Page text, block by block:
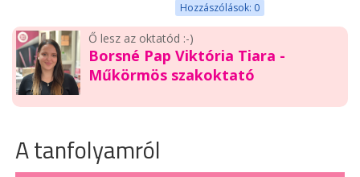
Hozzászólások: 0
Ő lesz az oktatód :-)
Borsné Pap Viktória Tiara -
Műkörmös szakoktató
A tanfolyamról